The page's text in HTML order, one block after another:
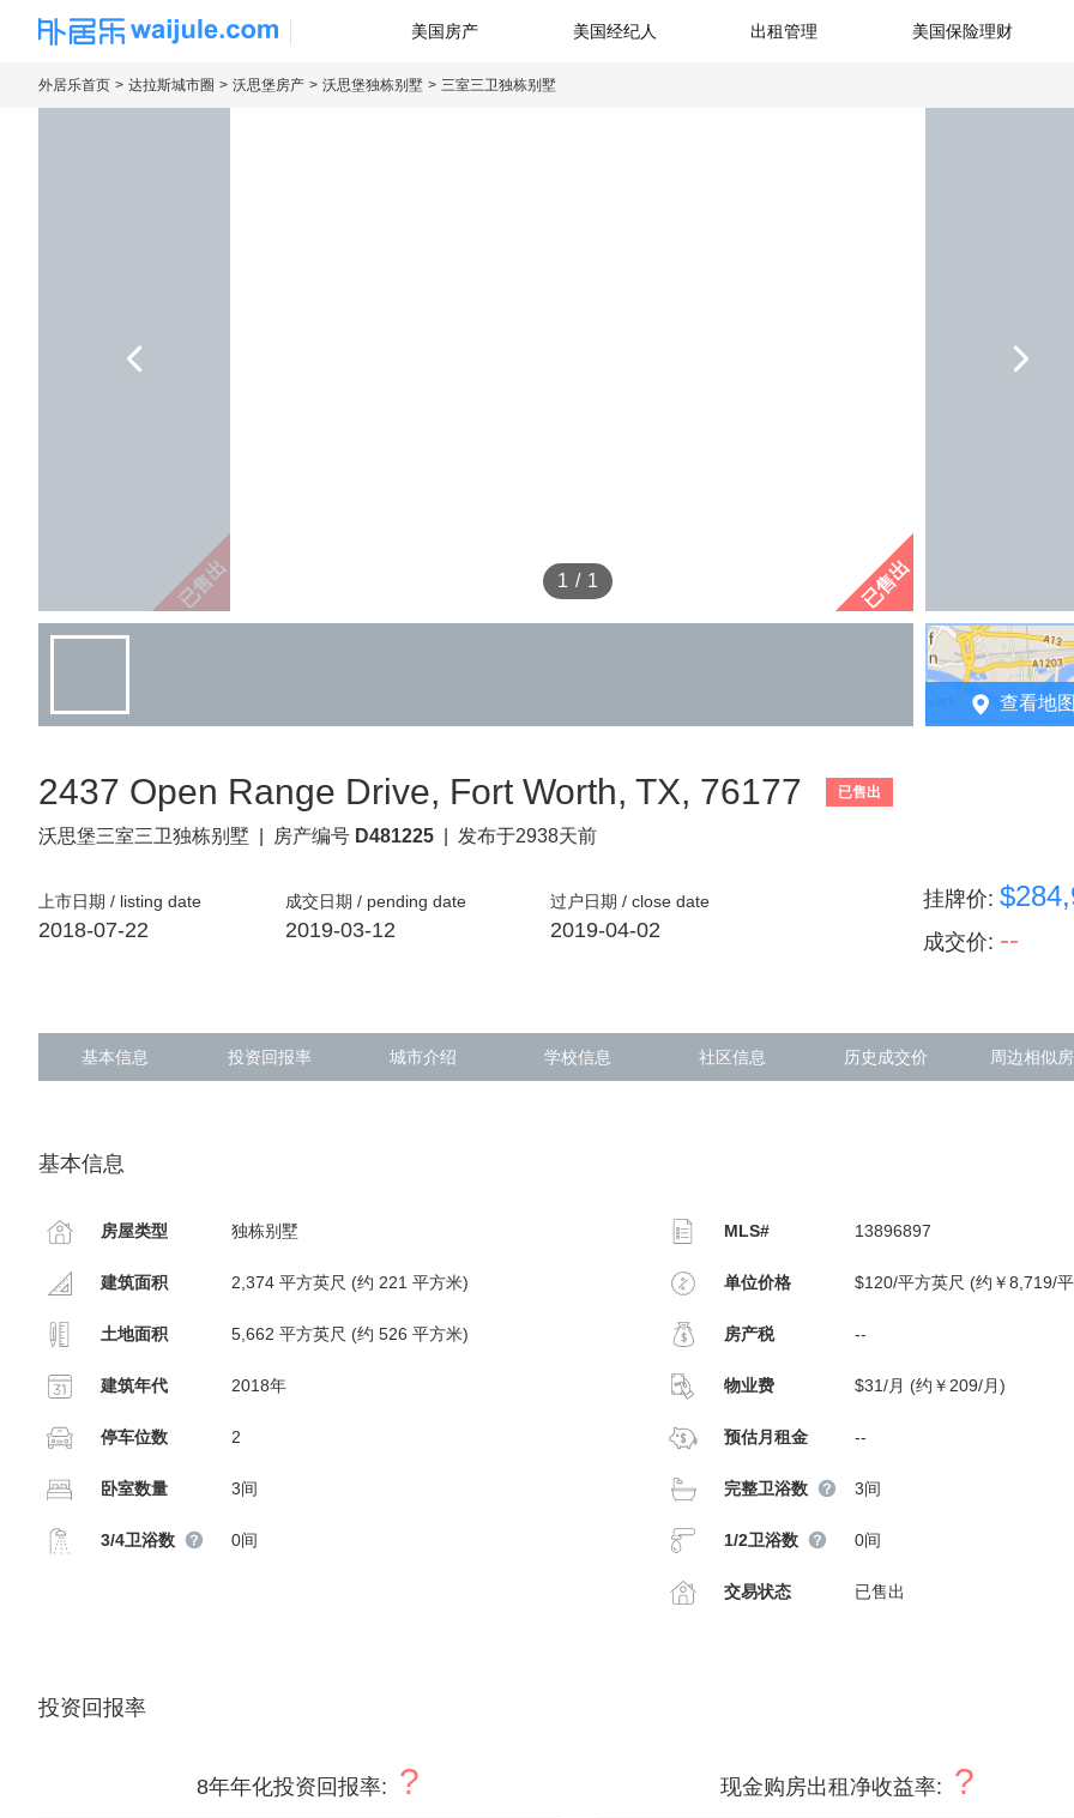
海外房产信息平台
美国房产 美国经纪人 出租管理 美国保险理财
外居乐首页 达拉斯城市圈 沃思堡房产 沃思堡独栋别墅 三室三卫独栋别墅
1 / 1
已售出 已售出
查看地
2437 Open Range Drive, Fort Worth, TX, 76177 已售出
沃思堡三室三卫独栋别墅 房产编号 D481225 发布于2938天前
上市日期 / listing date
2018-07-22
成交日期 / pending date
2019-03-12
过户日期 / close date
2019-04-02
挂牌价:
成交价: --
基本信息 投资回报率 城市介绍 学校信息 社区信息 历史成交价 周边相似
基本信息
房屋类型 独栋别墅
建筑面积 2,374 平方英尺 (约 221 平方米)
土地面积 5,662 平方英尺 (约 526 平方米)
建筑年代 2018年
停车位数 2
卧室数量 3间
3/4卫浴数 0间
MLS# 13896897
单位价格 $120/平方英尺 (约￥8,719/
房产税 --
物业费 $31/月 (约￥209/月)
预估月租金 --
完整卫浴数 3间
1/2卫浴数 0间
交易状态 已售出
投资回报率
8年年化投资回报率: ? 现金购房出租净收益率: ?